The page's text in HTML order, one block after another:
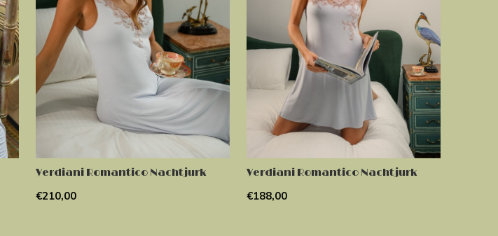
Verdiani Romantico Nachtjurk
€210,00
Verdiani Romantico Nachtjurk
€188,00